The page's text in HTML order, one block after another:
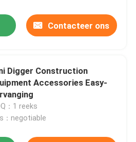
Contacteer ons
Digger Construction
Accessories Easy-
：1 reeks
：negotiable